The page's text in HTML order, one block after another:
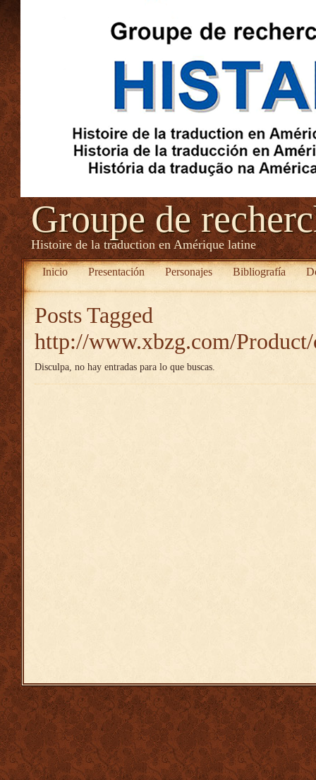
Groupe de
Histoire de la traduction en Amérique latine
Inicio Presentación Personajes Bibliografía
Posts Tagged
http://www.xbzg.com/
Disculpa, no hay entradas para lo que buscas.